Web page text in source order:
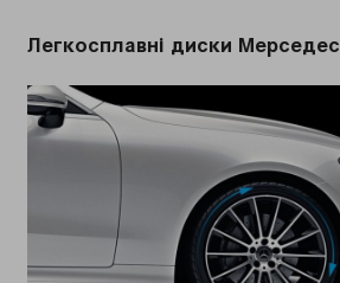
Легкосплавні диски Мерседес